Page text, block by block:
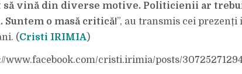
să vină din diverse motive. Politicienii ar
Suntem o masă critică!”, au transmis cei
(Cristi IRIMIA)
www.facebook.com/cristi.irimia/posts/